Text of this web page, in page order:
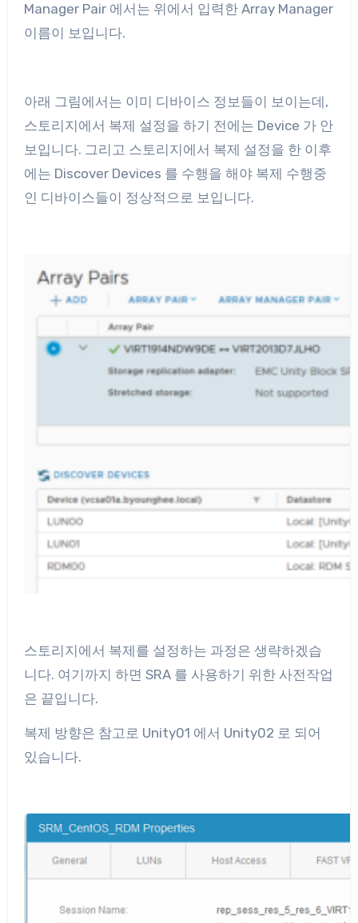
Manager Pair 에서는 위에서 입력한 Array Manager
이름이 보입니다.
아래 그림에서는 이미 디바이스 정보들이 보이는데,
스토리지에서 복제 설정을 하기 전에는 Device 가 안
보입니다. 그리고 스토리지에서 복제 설정을 한 이후
에는 Discover Devices 를 수행을 해야 복제 수행중
인 디바이스들이 정상적으로 보입니다.
스토리지에서 복제를 설정하는 과정은 생략하겠습
니다. 여기까지 하면 SRA 를 사용하기 위한 사전작업
은 끝입니다.
복제 방향은 참고로 Unity01 에서 Unity02 로 되어
있습니다.